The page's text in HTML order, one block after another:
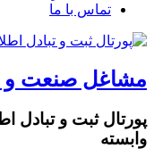
تماس با ما
مشاغل صنعت و
پورتال ثبت و تبادل
وابسته